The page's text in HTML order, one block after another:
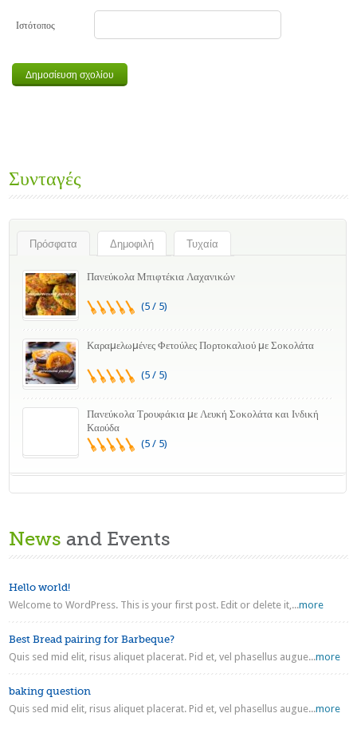
Ιστότοπος
Συνταγές
Πρόσφατα Δημοφιλή Τυχαία
Πανεύκολα Μπιφτέκια Λαχανικών
(5 / 5)
Καραμελωμένες Φετούλες Πορτοκαλιού με Σοκολάτα
(5 / 5)
Πανεύκολα Τρουφάκια με Λευκή Σοκολάτα και Ινδική
Καρύδα
(5 / 5)
News and Events
Hello world!
Welcome to WordPress. This is your first post. Edit or delete it,...more
Best Bread pairing for Barbeque?
Quis sed mid elit, risus aliquet placerat. Pid et, vel phasellus augue...more
baking question
Quis sed mid elit, risus aliquet placerat. Pid et, vel phasellus augue...more